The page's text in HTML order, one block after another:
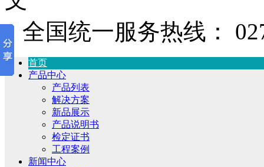
全国统一服务热线：
首页
产品中心
产品列表
解决方案
新品展示
产品说明书
检定证书
工程案例
新闻中心